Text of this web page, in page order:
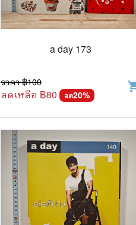
a day 173
ราคา ฿100
ลดเหลือ ฿80 ลด20%